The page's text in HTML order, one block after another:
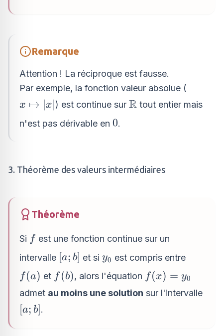
Remarque
Attention ! La réciproque est fausse.
Par exemple, la fonction valeur absolue (
x
|x|
x ↦ ∣x∣) est continue sur\mathbb{R}
R tout entier mais
n'est pas dérivable en 0
0.
3. Théorème des valeurs intermédiaires
Théorème
Si ff est une fonction continue sur un
intervalle [a;b]
[a; b] et si y_0
y0 est compris entre
f(a)
f(a) et f(b)
f (b), alors l'équation f(x)
=
f (x) = y0
admet au moins une solution sur l'intervalle
[a;b]
[a; b].